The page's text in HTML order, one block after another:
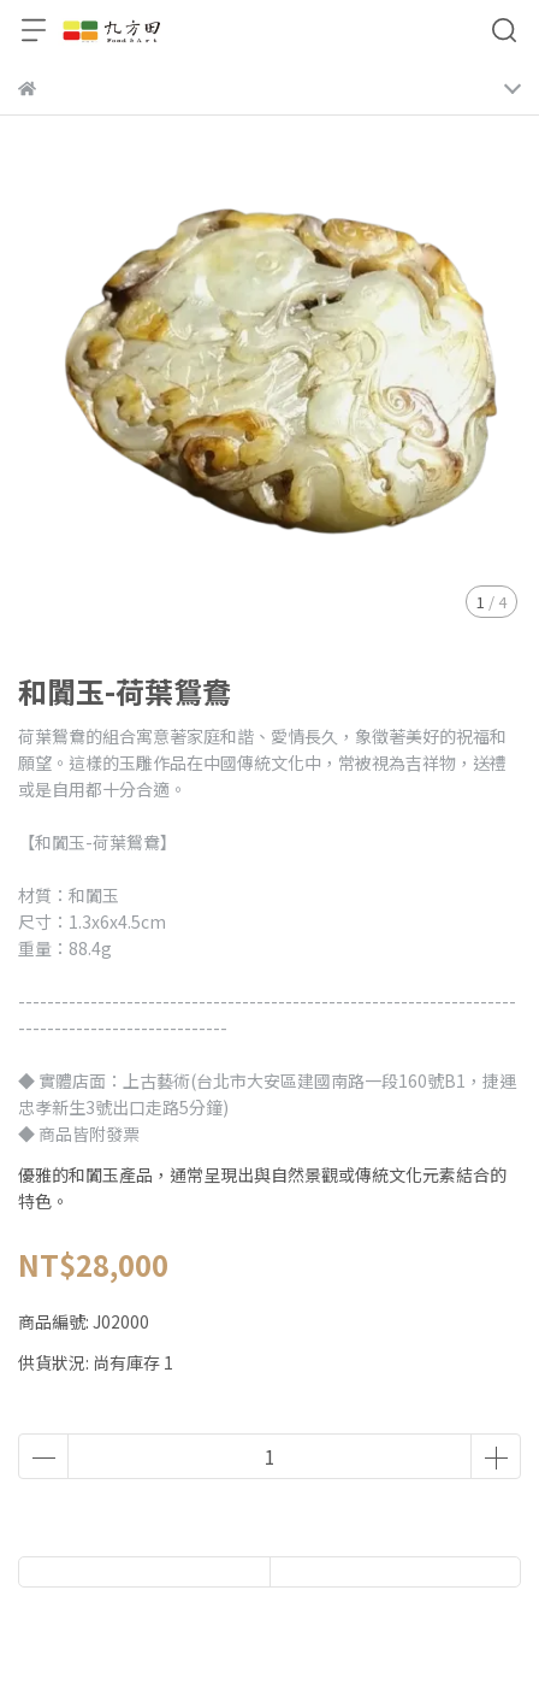
1 / 4
和闐玉-荷葉鴛鴦
荷葉鴛鴦的組合寓意著家庭和諧、愛情長久，象徵著美好的祝福和
願望。這樣的玉雕作品在中國傳統文化中，常被視為吉祥物，送禮
或是自用都十分合適。
【和闐玉-荷葉鴛鴦】
材質：和闐玉
尺寸：1.3x6x4.5cm
重量：88.4g
---------------------------------------------------------------------
-----------------------------
◆ 實體店面：上古藝術(台北市大安區建國南路一段160號B1，捷運
忠孝新生3號出口走路5分鐘)
◆ 商品皆附發票
優雅的和闐玉產品，通常呈現出與自然景觀或傳統文化元素結合的
特色。
NT$28,000
商品編號: J02000
供貨狀況: 尚有庫存 1